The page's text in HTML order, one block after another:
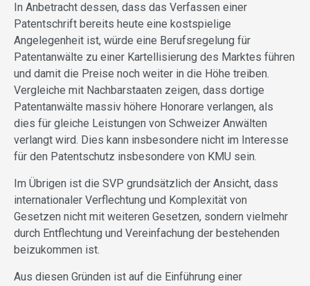
In Anbetracht dessen, dass das Verfassen einer
Patentschrift bereits heute eine kostspielige
Angelegenheit ist, würde eine Berufsregelung für
Patentanwälte zu einer Kartellisierung des Marktes führen
und damit die Preise noch weiter in die Höhe treiben.
Vergleiche mit Nachbarstaaten zeigen, dass dortige
Patentanwälte massiv höhere Honorare verlangen, als
dies für gleiche Leistungen von Schweizer Anwälten
verlangt wird. Dies kann insbesondere nicht im Interesse
für den Patentschutz insbesondere von KMU sein.
Im Übrigen ist die SVP grundsätzlich der Ansicht, dass
internationaler Verflechtung und Komplexität von
Gesetzen nicht mit weiteren Gesetzen, sondern vielmehr
durch Entflechtung und Vereinfachung der bestehenden
beizukommen ist.
Aus diesen Gründen ist auf die Einführung einer